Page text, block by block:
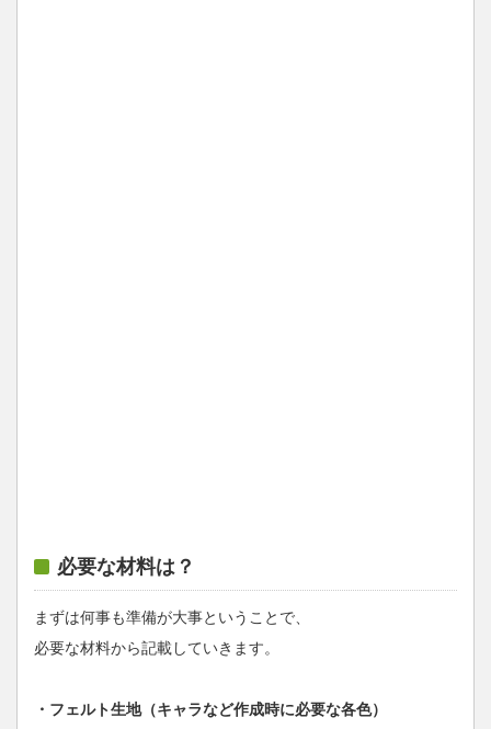
必要な材料は？
まずは何事も準備が大事ということで、
必要な材料から記載していきます。
・フェルト生地（キャラなど作成時に必要な各色）